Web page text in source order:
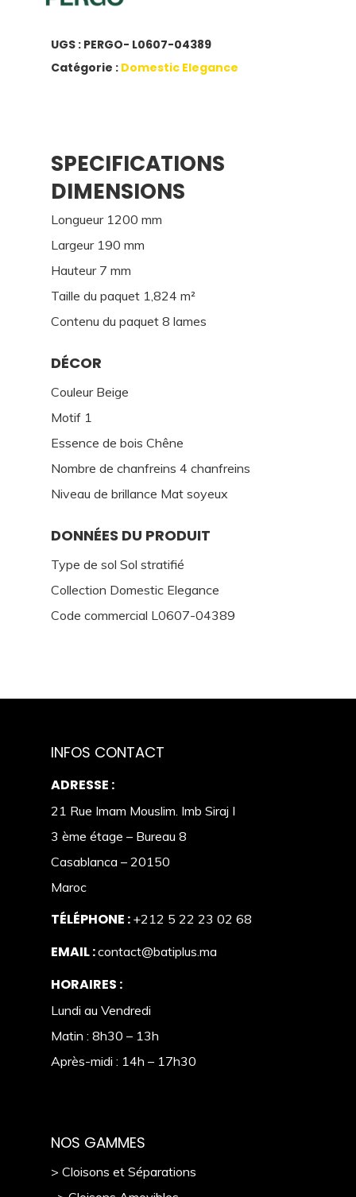
UGS : PERGO- L0607-04389
Catégorie : Domestic Elegance
SPECIFICATIONS
DIMENSIONS
Longueur 1200 mm
Largeur 190 mm
Hauteur 7 mm
Taille du paquet 1,824 m²
Contenu du paquet 8 lames
DÉCOR
Couleur Beige
Motif 1
Essence de bois Chêne
Nombre de chanfreins 4 chanfreins
Niveau de brillance Mat soyeux
DONNÉES DU PRODUIT
Type de sol Sol stratifié
Collection Domestic Elegance
Code commercial L0607-04389
INFOS CONTACT
ADRESSE :
21 Rue Imam Mouslim. Imb Siraj I
3 ème étage – Bureau 8
Casablanca – 20150
Maroc
TÉLÉPHONE : +212 5 22 23 02 68
EMAIL :contact@batiplus.ma
HORAIRES :
Lundi au Vendredi
Matin : 8h30 – 13h
Après-midi : 14h – 17h30
NOS GAMMES
> Cloisons et Séparations